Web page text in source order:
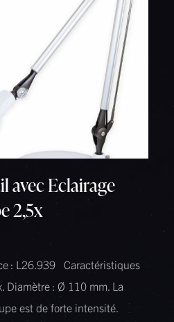
avec Eclairage
2,5x
: L26.939 Caractéristiques
Diamètre : Ø 110 mm. La
est de forte intensité.